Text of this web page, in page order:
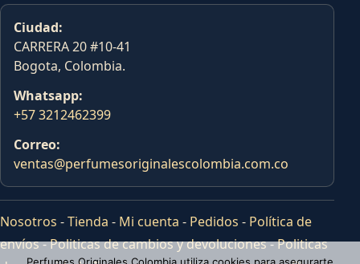
Ciudad:
CARRERA 20 #10-41
Bogota, Colombia.
Whatsapp:
+57 3212462399
Correo:
ventas@perfumesoriginalescolombia.com.co
Nosotros -Tienda - Mi cuenta - Pedidos - Política de
envíos-Politicas de cambios y devoluciones-Politicas